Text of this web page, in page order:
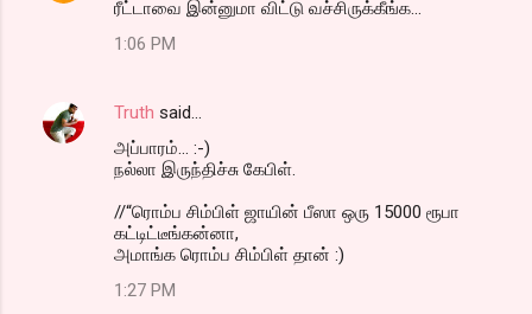
ரீட்டாவை இன்னுமா விட்டு வச்சிருக்கீங்க...
1:06 PM
Truth said…
அப்பாரம்... :-)
நல்லா இருந்திச்சு கேபிள்.
//“ரொம்ப சிம்பிள் ஜாயின் பீஸா ஒரு 15000 ரூபா
கட்டிட்டீங்கன்னா,
அமாங்க ரொம்ப சிம்பிள் தான் :)
1:27 PM